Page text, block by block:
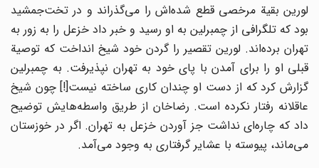
لورین بقیة مرخصی قطع شده‌اش را می‌گذراند و در تخت‌جمشید
بود که تلگرافی از چمبرلین به او رسید و خبر داد خزعل را به زور به
تهران برده‌اند. لورین تقصیر را گردن خود شیخ انداخت که توصیة
قبلی او را برای آمدن با پای خود به تهران نپذیرفت. به چمبرلین
گزارش کرد که از دست او چندان کاری ساخته نیست[!] چون شیخ
عاقلانه رفتار نکرده است. رضاخان از طریق واسطه‌هایش توضیح
داد که چاره‌ای نداشت جز آوردن خزعل به تهران. اگر در خوزستان
می‌ماند، پیوسته با عشایر گرفتاری به وجود می‌آمد.